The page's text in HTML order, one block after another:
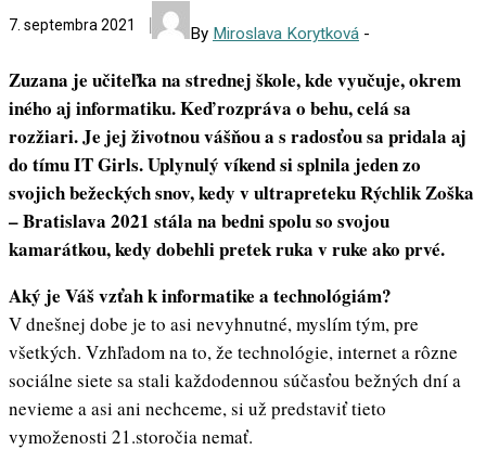
7. septembra 2021 By Miroslava Korytková -
Zuzana je učiteľka na strednej škole, kde vyučuje, okrem
iného aj informatiku. Keď rozpráva o behu, celá sa
rozžiari. Je jej životnou vášňou a s radosťou sa pridala aj
do tímu IT Girls.Uplynulý víkend si splnila jeden zo
svojich bežeckých snov, kedy v ultrapreteku Rýchlik Zoška
– Bratislava 2021 stála na bedni spolu so svojou
kamarátkou, kedy dobehli pretek ruka v ruke ako prvé.
Aký je Váš vzťah k informatike a technológiám?
V dnešnej dobe je to asi nevyhnutné, myslím tým, pre
všetkých. Vzhľadom na to, že technológie, internet a rôzne
sociálne siete sa stali každodennou súčasťou bežných dní a
nevieme a asi ani nechceme, si už predstaviť tieto
vymoženosti 21.storočia nemať.